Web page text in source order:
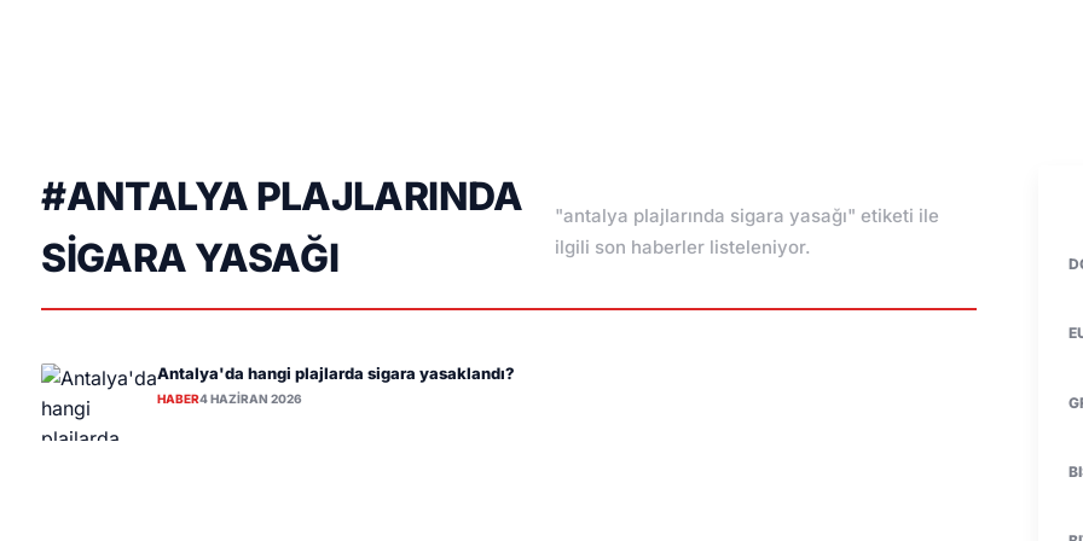
#ANTALYA PLAJLARINDA
SIGARA YASAĞI
"antalya plajlarında sigara yasağı" etiketi ile
ilgili son haberler listeleniyor.
Antalya'da hangi plajlarda sigara yasaklandı?
HABER4 HAZIRAN 2026